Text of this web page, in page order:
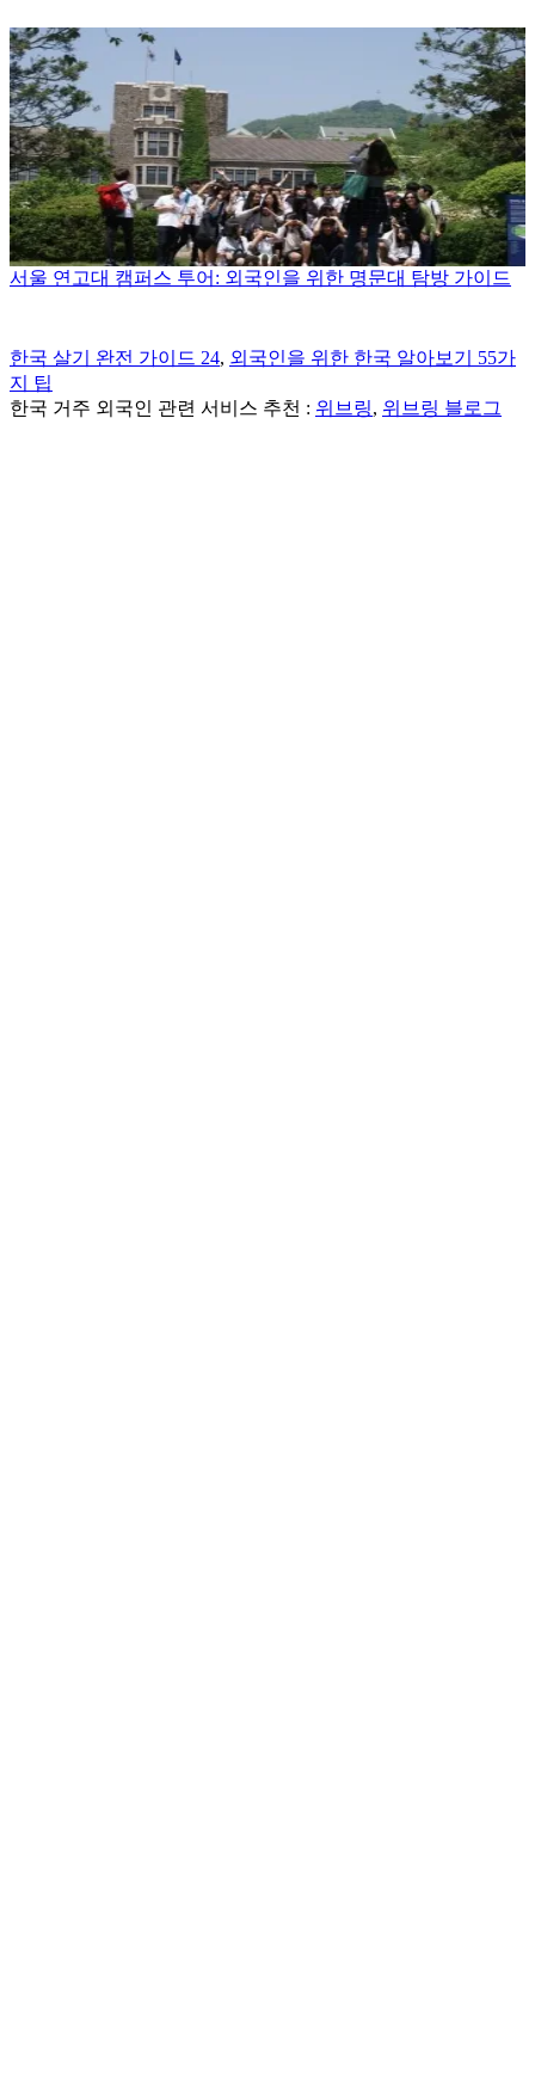
서울 연고대 캠퍼스 투어: 외국인을 위한 명문대 탐방 가이드
한국 살기 완전 가이드 24, 외국인을 위한 한국 알아보기 55가
지 팁
한국 거주 외국인 관련 서비스 추천 : 위브링, 위브링 블로그